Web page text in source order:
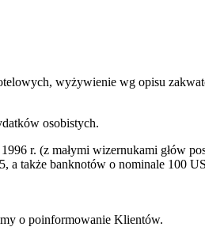
wyżywienie wg opisu
osobistych.
r. (z małymi wizernukami głów
także banknotów o nominale 100
o poinformowanie Klientów.